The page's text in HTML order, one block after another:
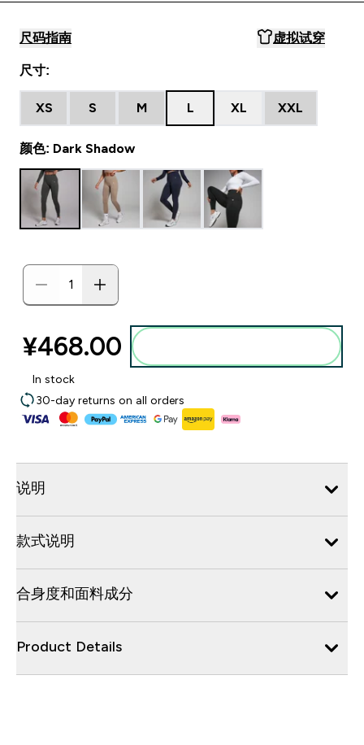
尺码指南 虚拟试穿
尺寸:
XS S M L XL XXL
颜色: Dark Shadow
¥468.00‎
In stock
30-day returns on all orders
说明
款式说明
合身度和面料成分
Product Details